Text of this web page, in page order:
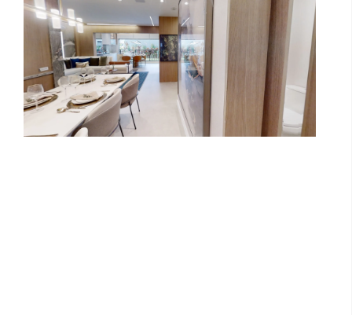
Unidade modelo YBY Ibirapuera -
Unidade 28m²